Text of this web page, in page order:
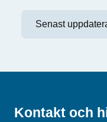
Senast
Kontakt och